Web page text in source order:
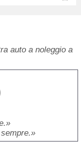
auto a noleggio a